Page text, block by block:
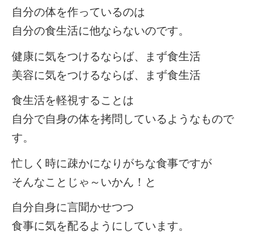
自分の体を作っているのは
自分の食生活に他ならないのです。
健康に気をつけるならば、まず食生活
美容に気をつけるならば、まず食生活
食生活を軽視することは
自分で自身の体を拷問しているようなもので
す。
忙しく時に疎かになりがちな食事ですが
そんなことじゃ～いかん！と
自分自身に言聞かせつつ
食事に気を配るようにしています。